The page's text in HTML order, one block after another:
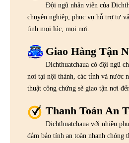
Đội ngũ nhân viên của
chuyên nghiệp, phục vụ hỗ trợ tư
tình mọi lúc, mọi nơi.
Giao Hàng Tận
Dichthuatchaua có đội ngũ
nơi tại nội thành, các tỉnh và nước
thuật công chứng sẽ giao tận nơi
Thanh Toán An
Dichthuatchaua với nhiều
đảm bảo tính an toàn nhanh chóng